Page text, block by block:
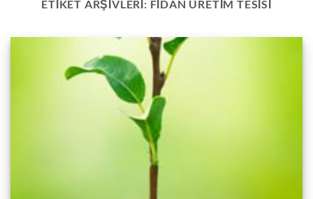
ETIKET ARŞIVLERI: FIDAN ÜRETIM TESISI